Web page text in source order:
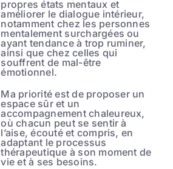
propres états mentaux et
améliorer le dialogue intérieur,
notamment chez les personnes
mentalement surchargées ou
ayant tendance à trop ruminer,
ainsi que chez celles qui
souffrent de mal-être
émotionnel.
Ma priorité est de proposer un
espace sûr et un
accompagnement chaleureux,
où chacun peut se sentir à
l’aise, écouté et compris, en
adaptant le processus
thérapeutique à son moment de
vie et à ses besoins.